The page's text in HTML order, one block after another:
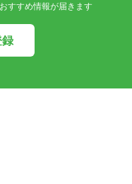
すすめ情報が届きます
録